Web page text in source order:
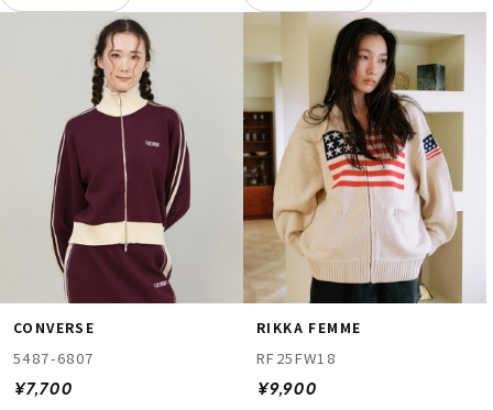
CONVERSE
5487-6807
¥7,700
RIKKA FEMME
RF25FW18
¥9,900